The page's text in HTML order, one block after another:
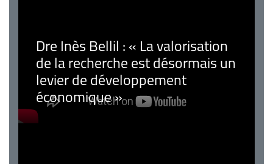
Dre Inès Bellil : « La valorisation
de la recherche est désormais un
levier de développement
économique »